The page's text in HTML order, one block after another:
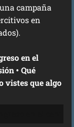
campaña
en
• Qué
vistes que algo